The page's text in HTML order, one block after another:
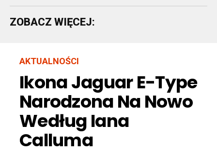
ZOBACZ WIĘCEJ:
AKTUALNOŚCI
Ikona Jaguar E-Type
Narodzona Na Nowo
Według Iana
Calluma